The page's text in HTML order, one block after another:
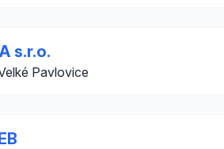
s.r.o.
Pavlovice